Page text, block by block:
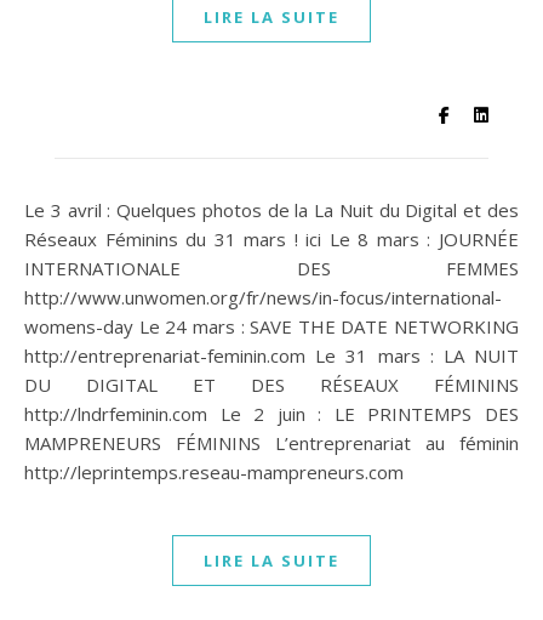
LIRE LA SUITE
Le 3 avril : Quelques photos de la La Nuit du Digital et des
Réseaux Féminins du 31 mars ! ici Le 8 mars : JOURNÉE
INTERNATIONALE DES FEMMES
http://www.unwomen.org/fr/news/in-focus/international-
womens-day Le 24 mars : SAVE THE DATE NETWORKING
http://entreprenariat-feminin.com Le 31 mars : LA NUIT
DU DIGITAL ET DES RÉSEAUX FÉMININS
http://lndrfeminin.com Le 2 juin : LE PRINTEMPS DES
MAMPRENEURS FÉMININS L’entreprenariat au féminin
http://leprintemps.reseau-mampreneurs.com
LIRE LA SUITE